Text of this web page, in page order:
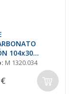
104x30
(8und.)
M 1320.034